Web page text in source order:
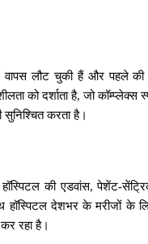
लौट चुकी हैं और पहले
को दर्शाता है, जो
करता है।
की एडवांस, पेशेंट-
देशभर के मरीजों के
रहा है।